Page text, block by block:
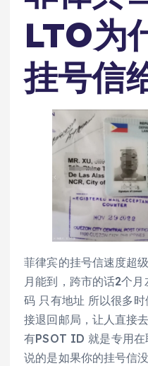
LTO为
挂号信
菲律宾的挂号信速度超
月能到，跨市的话2个
码 只有地址 所以很多
接退回邮局，让人直接
有PSOT ID 就是专用
说的是如果你的挂号信